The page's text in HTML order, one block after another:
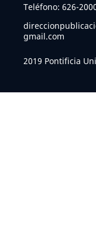
Teléfono: 626-
gmail.com
2019 Pontificia